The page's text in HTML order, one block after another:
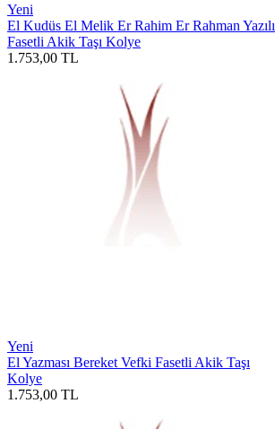
Yeni
El Kudüs El Melik Er Rahim Er Rahman Yazılı
Fasetli Akik Taşı Kolye
1.753,00 TL
Yeni
El Yazması Bereket Vefki Fasetli Akik Taşı
Kolye
1.753,00 TL